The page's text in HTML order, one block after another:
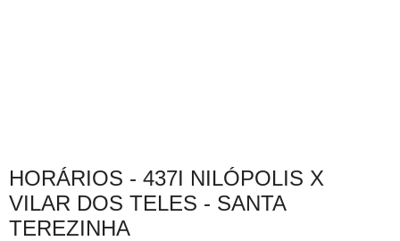
HORÁRIOS - 437I NILÓPOLIS X
VILAR DOS TELES - SANTA
TEREZINHA